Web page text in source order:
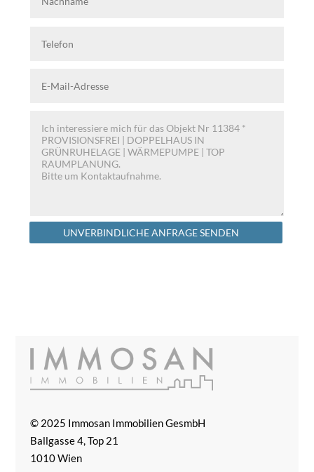
UNVERBINDLICHE ANFRAGE SENDEN
Alternative:
© 2025 Immosan Immobilien GesmbH
Ballgasse 4, Top 21
1010 Wien